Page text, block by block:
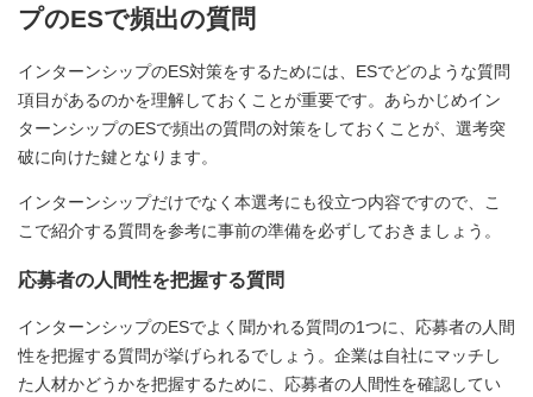
プのESで頻出の質問
インターンシップのES対策をするためには、ESでどのような質問
項目があるのかを理解しておくことが重要です。あらかじめイン
ターンシップのESで頻出の質問の対策をしておくことが、選考突
破に向けた鍵となります。
インターンシップだけでなく本選考にも役立つ内容ですので、こ
こで紹介する質問を参考に事前の準備を必ずしておきましょう。
応募者の人間性を把握する質問
インターンシップのESでよく聞かれる質問の1つに、応募者の人間
性を把握する質問が挙げられるでしょう。企業は自社にマッチし
た人材かどうかを把握するために、応募者の人間性を確認してい